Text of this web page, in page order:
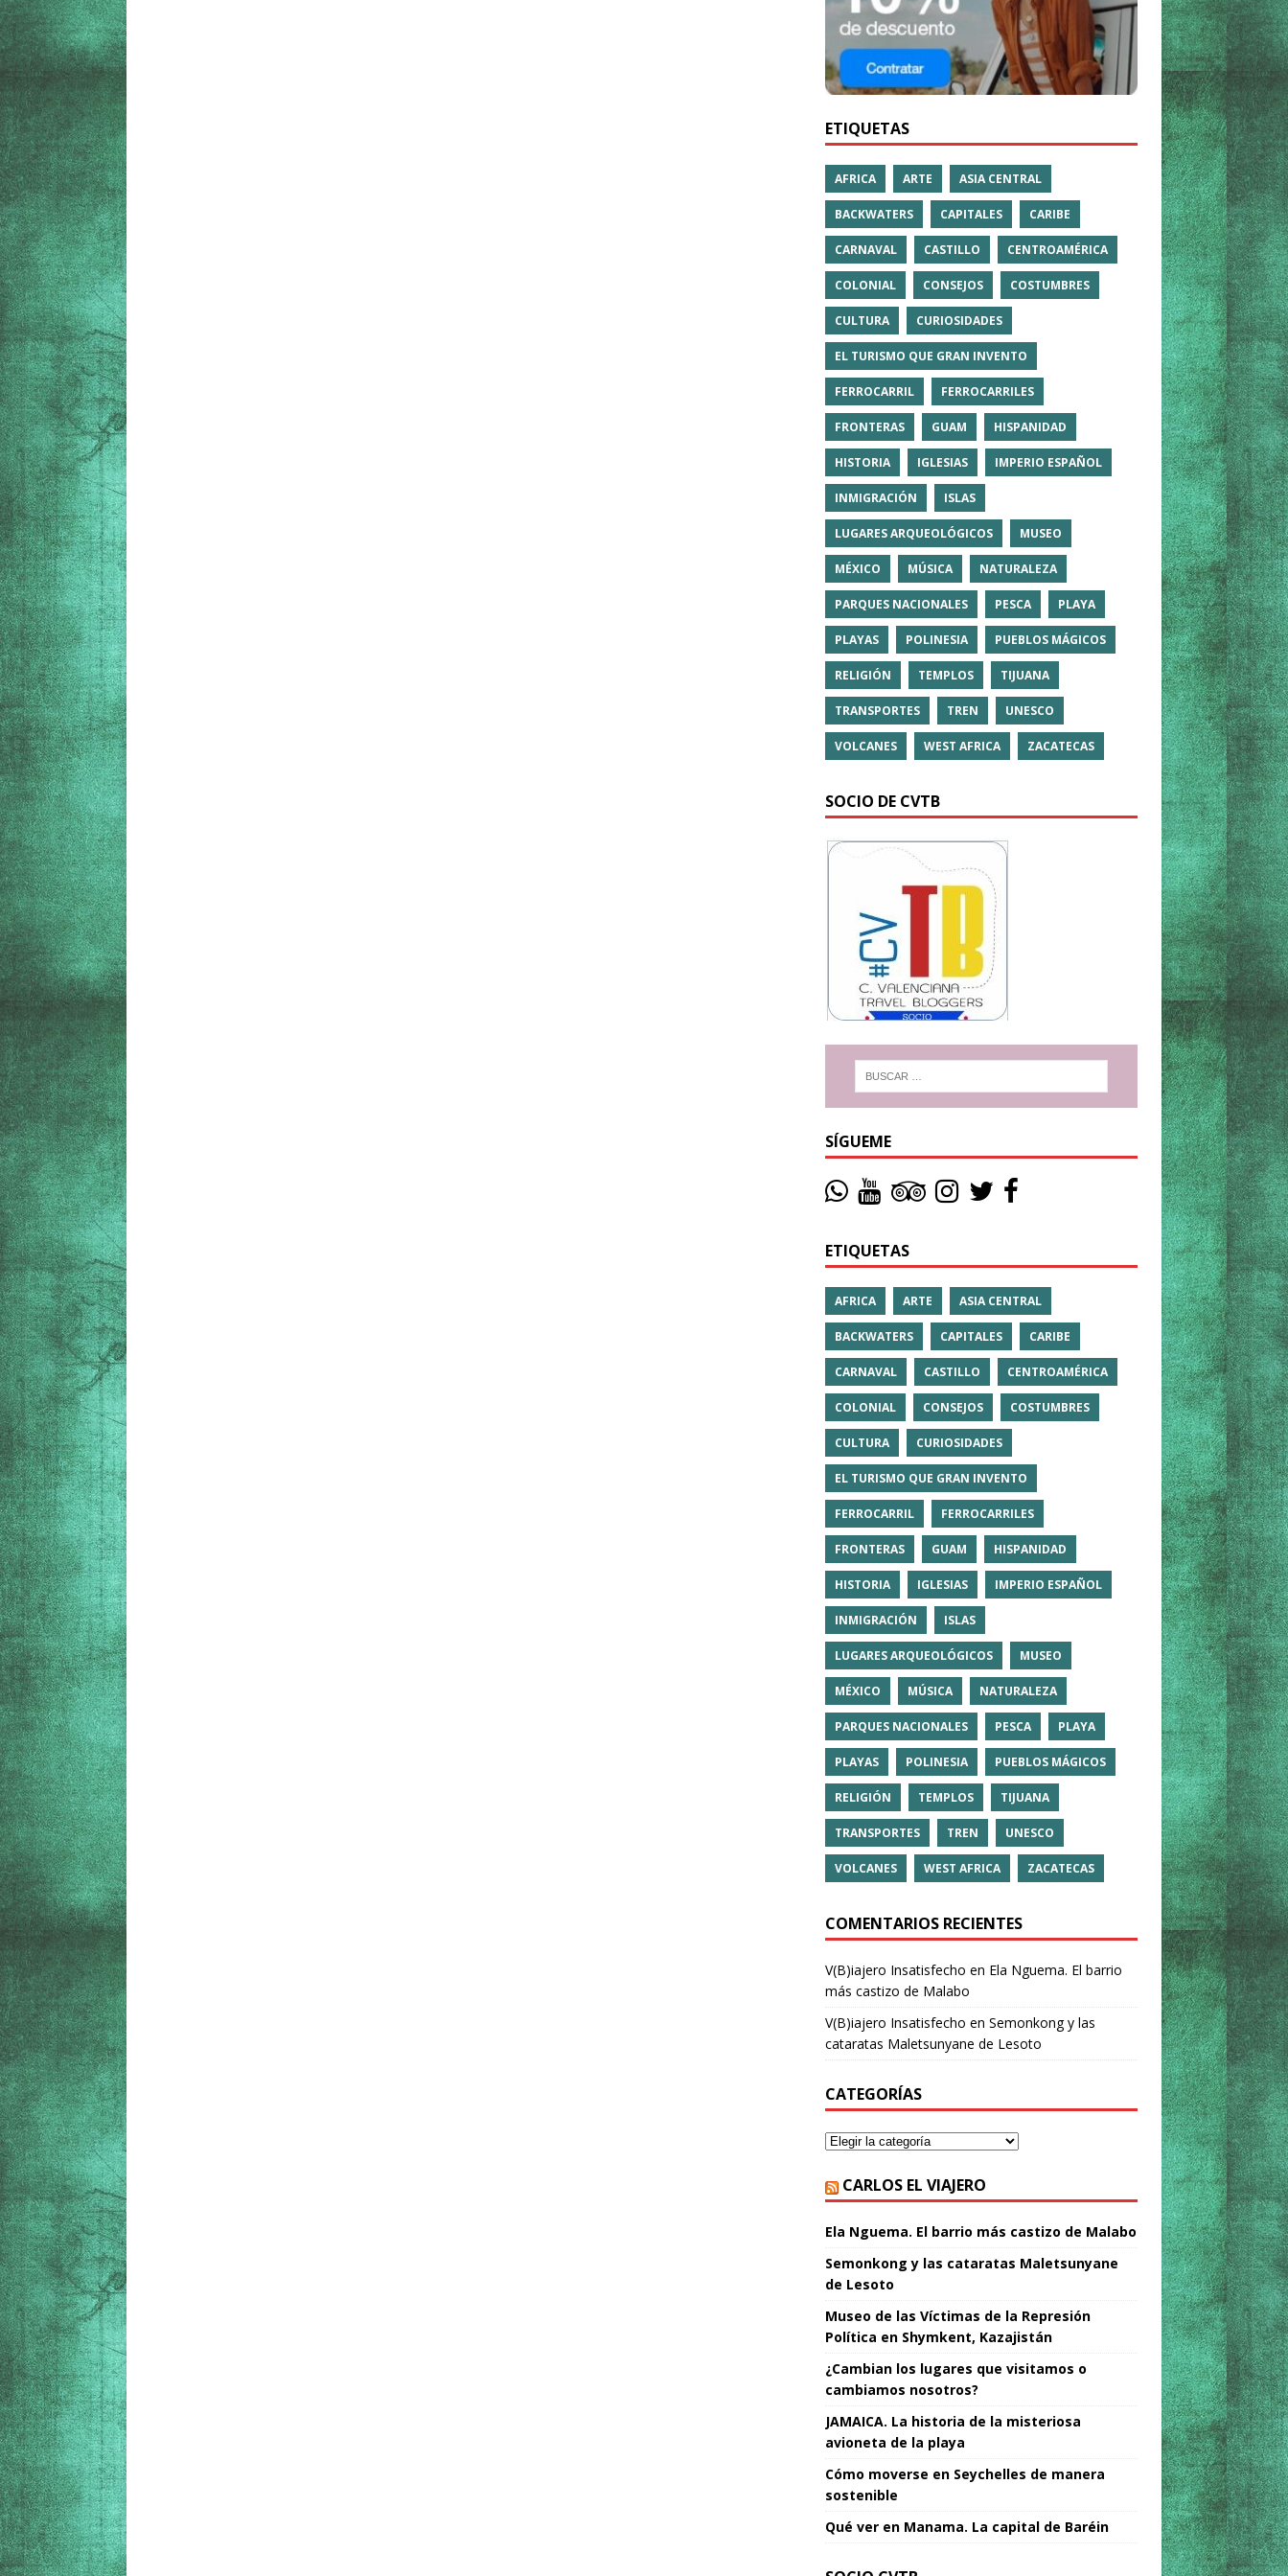
ETIQUETAS
AFRICA ARTE ASIA CENTRAL
BACKWATERS CAPITALES CARIBE
CARNAVAL CASTILLO CENTROAMÉRICA
COLONIAL CONSEJOS COSTUMBRES
CULTURA CURIOSIDADES
EL TURISMO QUE GRAN INVENTO
FERROCARRIL FERROCARRILES
FRONTERAS GUAM HISPANIDAD
HISTORIA IGLESIAS IMPERIO ESPAÑOL
INMIGRACIÓN ISLAS
LUGARES ARQUEOLÓGICOS MUSEO
MÉXICO MÚSICA NATURALEZA
PARQUES NACIONALES PESCA PLAYA
PLAYAS POLINESIA PUEBLOS MÁGICOS
RELIGIÓN TEMPLOS TIJUANA
TRANSPORTES TREN UNESCO
VOLCANES WEST AFRICA ZACATECAS
SOCIO DE CVTB
SÍGUEME
ETIQUETAS
AFRICA ARTE ASIA CENTRAL
BACKWATERS CAPITALES CARIBE
CARNAVAL CASTILLO CENTROAMÉRICA
COLONIAL CONSEJOS COSTUMBRES
CULTURA CURIOSIDADES
EL TURISMO QUE GRAN INVENTO
FERROCARRIL FERROCARRILES
FRONTERAS GUAM HISPANIDAD
HISTORIA IGLESIAS IMPERIO ESPAÑOL
INMIGRACIÓN ISLAS
LUGARES ARQUEOLÓGICOS MUSEO
MÉXICO MÚSICA NATURALEZA
PARQUES NACIONALES PESCA PLAYA
PLAYAS POLINESIA PUEBLOS MÁGICOS
RELIGIÓN TEMPLOS TIJUANA
TRANSPORTES TREN UNESCO
VOLCANES WEST AFRICA ZACATECAS
COMENTARIOS RECIENTES
V(B)iajero Insatisfecho en Ela Nguema. El barrio
más castizo de Malabo
V(B)iajero Insatisfecho en Semonkong y las
cataratas Maletsunyane de Lesoto
CATEGORÍAS
CARLOS EL VIAJERO
Ela Nguema. El barrio más castizo de Malabo
Semonkong y las cataratas Maletsunyane
de Lesoto
Museo de las Víctimas de la Represión
Política en Shymkent, Kazajistán
¿Cambian los lugares que visitamos o
cambiamos nosotros?
JAMAICA. La historia de la misteriosa
avioneta de la playa
Cómo moverse en Seychelles de manera
sostenible
Qué ver en Manama. La capital de Baréin